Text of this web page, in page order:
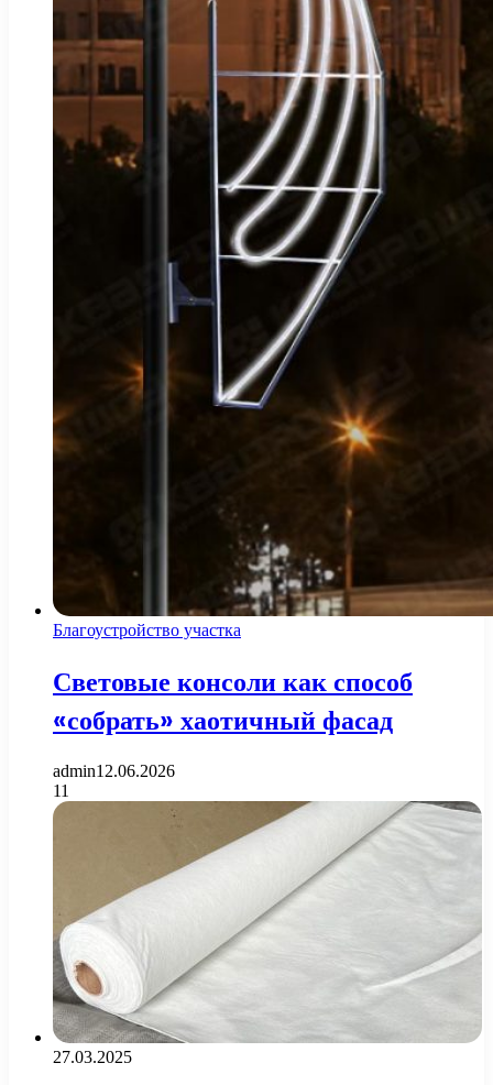
Благоустройство участка
Световые консоли как способ
«собрать» хаотичный фасад
admin12.06.2026
11
27.03.2025